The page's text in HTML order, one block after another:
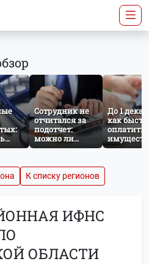
по
Сотрудник не
отчитался за
подотчет:
можно ли
удержать
зарплаты?
До 1
как
оплатить
налог за
К списку регионов
ИФНС
ОБЛАСТИ